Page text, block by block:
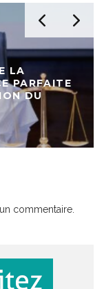
LA
PARFAITE
DU
commentaire.